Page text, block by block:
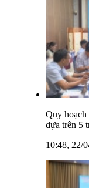
Quy
dựa trên 5
10:48, 22/